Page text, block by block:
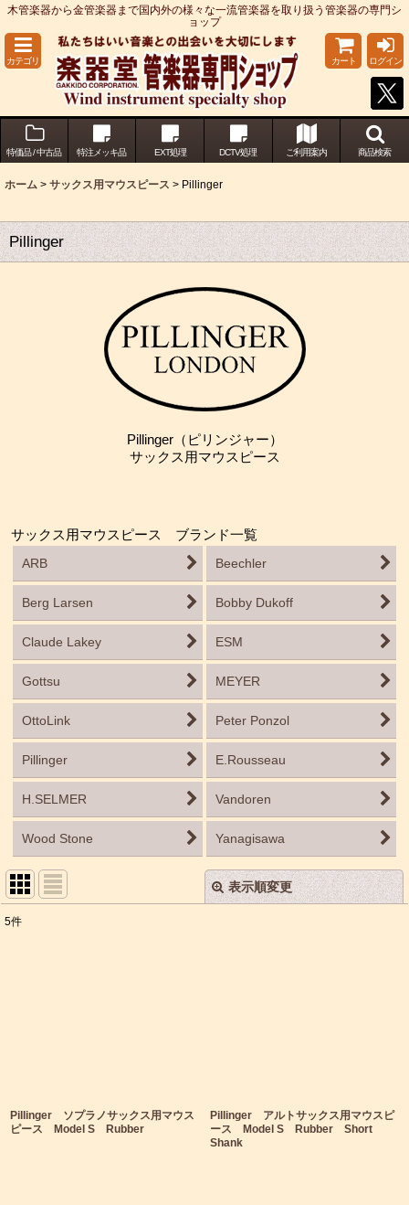
木管楽器から金管楽器まで国内外の様々な一流管楽器を取り扱う管楽器の専門シ
ョップ
カテゴリ カート ログイン
特価品 / 中古品 特注メッキ品 EXT処理 DCTV処理 ご利用案内 商品検索
ホーム > サックス用マウスピース > Pillinger
Pillinger
Pillinger（ピリンジャー）
サックス用マウスピース
サックス用マウスピース ブランド一覧
ARB
Beechler
Berg Larsen Bobby Dukoff
Claude Lakey ESM
Gottsu MEYER
OttoLink Peter Ponzol
Pillinger E.Rousseau
H.SELMER Vandoren
Wood Stone Yanagisawa
表示順変更 閉じる
5件
Pillinger ソプラノサックス用マウス
ピース Model S Rubber
Pillinger アルトサックス用マウスピ
ース Model S Rubber Short
Shank